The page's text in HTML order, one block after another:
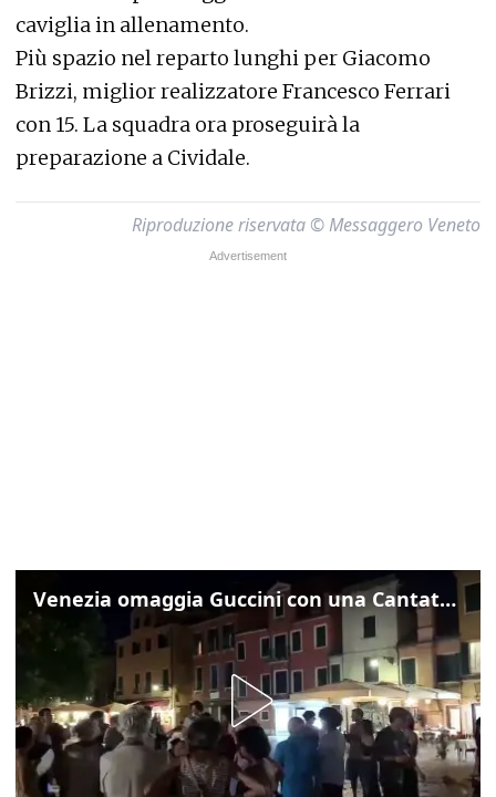
caviglia in allenamento.
Più spazio nel reparto lunghi per Giacomo
Brizzi, miglior realizzatore Francesco Ferrari
con 15. La squadra ora proseguirà la
preparazione a Cividale.
Riproduzione riservata © Messaggero Veneto
Venezia omaggia Guccini con una Cantata Anarchica in campo Santa Margherita